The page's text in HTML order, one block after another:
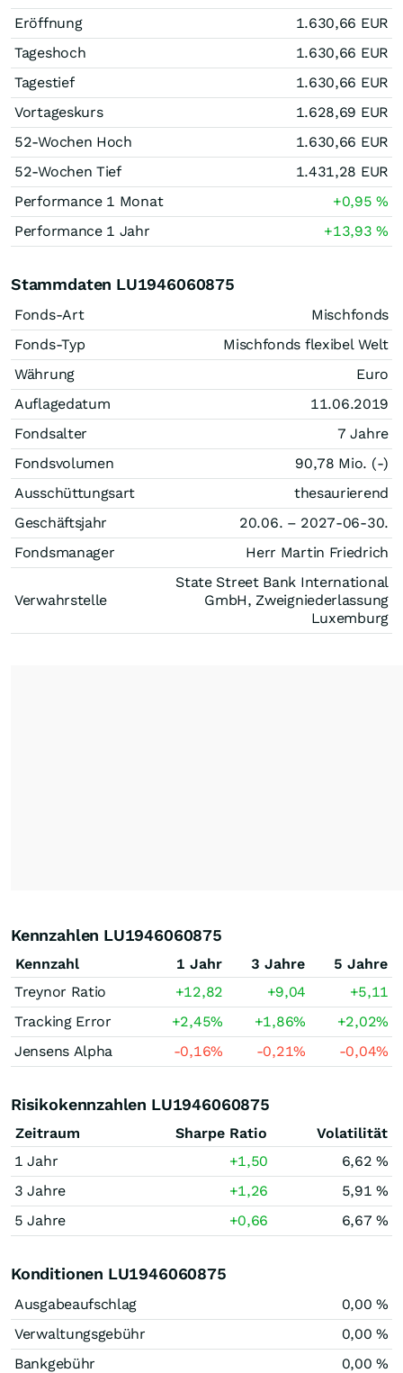
Eröffnung
1.630,66 EUR
Tageshoch
1.630,66 EUR
Tagestief
1.630,66 EUR
Vortageskurs
1.628,69 EUR
52-Wochen Hoch
1.630,66 EUR
52-Wochen Tief
1.431,28 EUR
Performance 1 Monat
+0,95%
Performance 1 Jahr
+13,93%
Stammdaten LU1946060875
Fonds-Art
Mischfonds
Fonds-Typ
Mischfonds flexibel Welt
Währung
Euro
Auflagedatum
11.06.2019
Fondsalter
7 Jahre
Fondsvolumen
90,78 Mio. (-)
Ausschüttungsart
thesaurierend
Geschäftsjahr
20.06. – 2027-06-30.
Fondsmanager
Herr Martin Friedrich
Verwahrstelle
State Street Bank International
GmbH, Zweigniederlassung
Luxemburg
Kennzahlen LU1946060875
Kennzahl 1 Jahr 3 Jahre
5 Jahre
Treynor Ratio
+12,82 +9,04
+5,11
Tracking Error
+2,45% +1,86% +2,02%
Jensens Alpha
-0,16% -0,21% -0,04%
Risikokennzahlen LU1946060875
Zeitraum Sharpe Ratio
Volatilität
1 Jahr
+1,50
6,62 %
3 Jahre
+1,26
5,91 %
5 Jahre
+0,66 6,67 %
Konditionen LU1946060875
Ausgabeaufschlag
0,00 %
Verwaltungsgebühr
0,00 %
Bankgebühr
0,00 %